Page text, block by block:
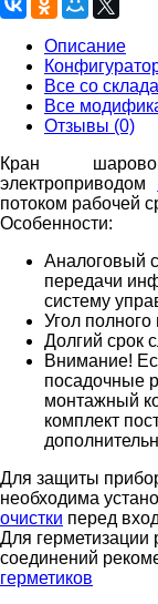
Описание
Все со
Все
Отзывы (0)
Кран
электроприводом
потоком рабочей
Особенности:
Аналоговый
передачи
систему
Угол полного
Долгий срок
Внимание!
посадочные
монтажный
комплект
Для защиты
необходима
очистки перед
Для
соединений
герметиков